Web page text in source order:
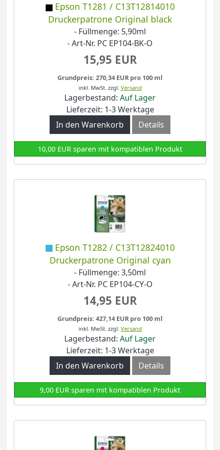
Epson T1281 / C13T12814010
Druckerpatrone Original black
- Füllmenge: 5,90ml
- Art-Nr. PC EP104-BK-O
15,95 EUR
Grundpreis: 270,34 EUR pro 100 ml
inkl. MwSt. zzgl. Versand
Lagerbestand: Auf Lager
Lieferzeit: 1-3 Werktage
In den Warenkorb
Details
10,00 EUR sparen mit kompatiblen Produkt
Epson T1282 / C13T12824010
Druckerpatrone Original cyan
- Füllmenge: 3,50ml
- Art-Nr. PC EP104-CY-O
14,95 EUR
Grundpreis: 427,14 EUR pro 100 ml
inkl. MwSt. zzgl. Versand
Lagerbestand: Auf Lager
Lieferzeit: 1-3 Werktage
In den Warenkorb
Details
9,00 EUR sparen mit kompatiblen Produkt